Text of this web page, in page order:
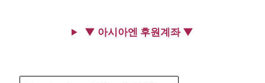
▼ 아시아엔 후원계좌 ▼